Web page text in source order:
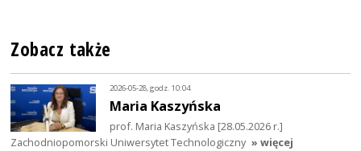
Zobacz także
2026-05-28, godz. 10:04
Maria Kaszyńska
prof. Maria Kaszyńska [28.05.2026 r.]
Zachodniopomorski Uniwersytet Technologiczny » więcej